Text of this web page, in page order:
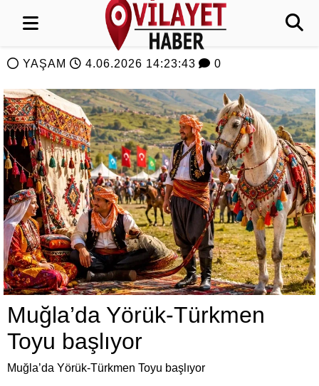
YAŞAM 4.06.2026 14:23:43 0
Muğla’da Yörük-Türkmen
Toyu başlıyor
Muğla’da Yörük-Türkmen Toyu başlıyor